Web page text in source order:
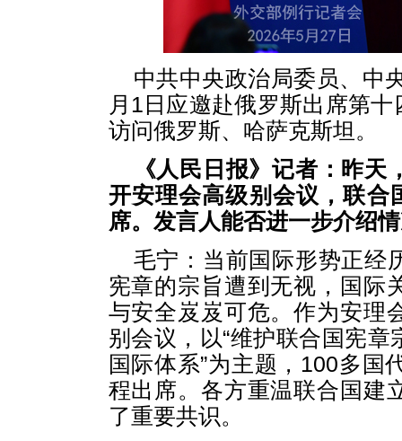
中共中央政治局委员、中
月1日应邀赴俄罗斯出席第
访问俄罗斯、哈萨克斯坦。
《人民日报》记者：昨
开安理会高级别会议，联合
席。发言人能否进一步介绍
毛宁：当前国际形势正经
宪章的宗旨遭到无视，国际
与安全岌岌可危。作为安理
别会议，以“维护联合国宪
国际体系”为主题，100多国
程出席。各方重温联合国建
了重要共识。